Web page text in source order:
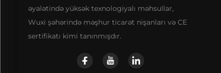
əyalətində yüksək texnologiyalı məhsullar,
Wuxi şəhərində məşhur ticarət nişanları və CE
sertifikatı kimi tanınmışdır.